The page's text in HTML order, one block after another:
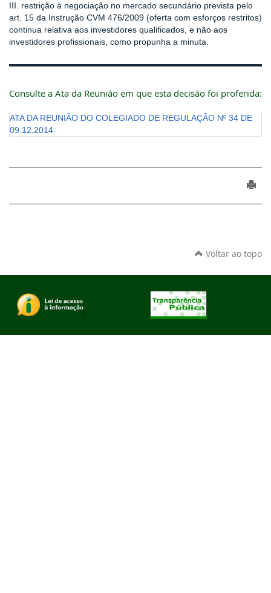
III. restrição à negociação no mercado secundário prevista pelo
art. 15 da Instrução CVM 476/2009 (oferta com esforços restritos)
continua relativa aos investidores qualificados, e não aos
investidores profissionais, como propunha a minuta.
Consulte a Ata da Reunião em que esta decisão foi proferida:
ATA DA REUNIÃO DO COLEGIADO DE REGULAÇÃO Nº 34 DE
09.12.2014
Voltar ao topo